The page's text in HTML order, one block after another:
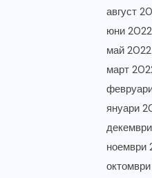
август
юни 2022
май 2022
март
януари
ноември